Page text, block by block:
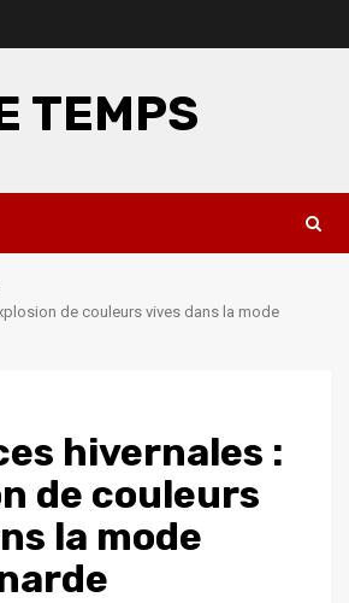
TEMPS
de couleurs vives dans la mode
hivernales :
de couleurs
la mode